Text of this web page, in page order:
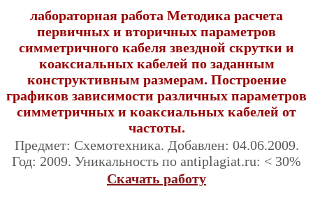
лабораторная работа Методика расчета
первичных и вторичных параметров
симметричного кабеля звездной скрутки и
коаксиальных кабелей по заданным
конструктивным размерам. Построение
графиков зависимости различных параметров
симметричных и коаксиальных кабелей от
частоты.
Предмет: Схемотехника. Добавлен: 04.06.2009.
Год: 2009. Уникальность по antiplagiat.ru: < 30%
Скачать работу